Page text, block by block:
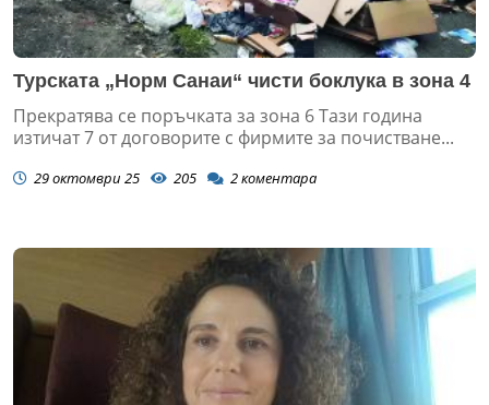
Турската „Норм Санаи“ чисти боклука в зона 4
Прекратява се поръчката за зона 6 Тази година
изтичат 7 от договорите с фирмите за почистване...
29 октомври 25 205 2коментара